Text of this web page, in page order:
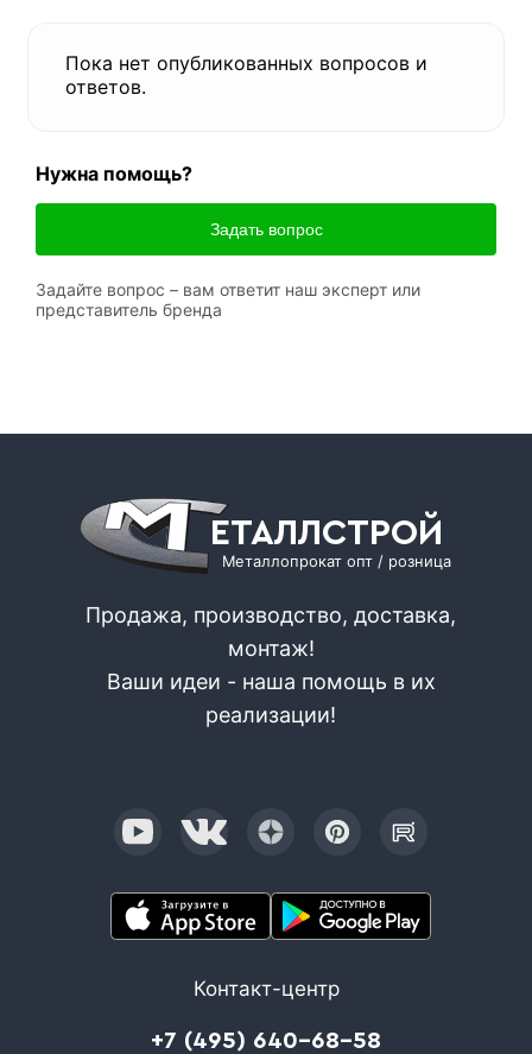
Пока нет опубликованных вопросов и
ответов.
Нужна помощь?
Задать вопрос
Задайте вопрос – вам ответит наш эксперт или
представитель бренда
ЕТАЛЛСТРОЙ
Металлопрокат опт / розница
Продажа, производство, доставка,
монтаж!
Ваши идеи - наша помощь в их
реализации!
Контакт-центр
+7 (495) 640-68-58